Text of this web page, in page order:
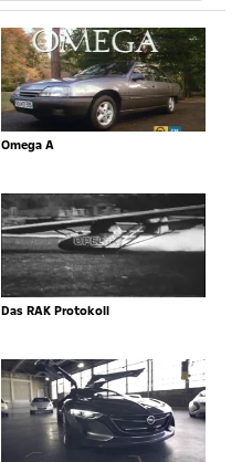
Omega A
Das RAK Protokoll